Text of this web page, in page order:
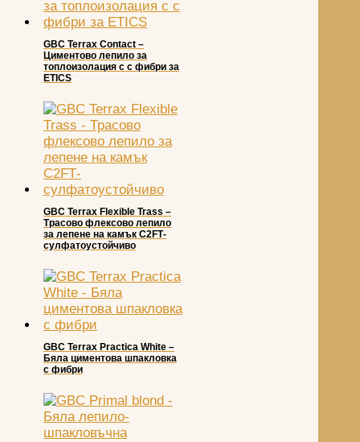
GBC Terrax Contact –
Циментово лепило за
топлоизолация с с фибри за
ETICS
GBC Terrax Flexible Trass –
Трасово флексово лепило
за лепене на камък С2FТ-
сулфатоустойчиво
GBC Terrax Practica White –
Бялa циментова шпакловка
с фибри